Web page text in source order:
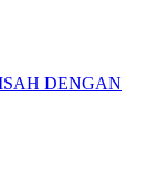
DENGAN